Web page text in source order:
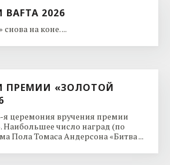
2026
на коне. ...
ПРЕМИИ «ЗОЛОТОЙ
церемония вручения премии
Наибольшее число наград (по
Пола Томаса Андерсона «Битва ...